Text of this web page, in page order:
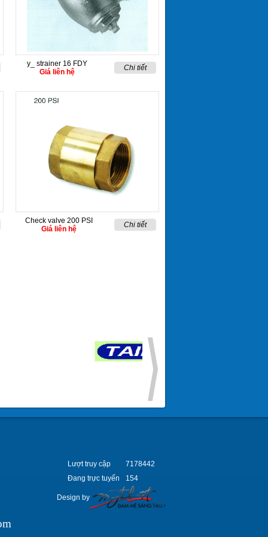
y_ strainer 16 FDY
Giá liên hệ
Chi tiết
Check valve 200 PSI
Giá liên hệ
Chi tiết
Lượt truy cập
7178442
Đang trực tuyến
154
Design by